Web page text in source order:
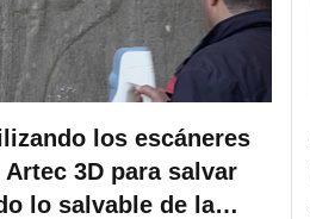
los escáneres
Artec 3D para salvar
lo salvable de la